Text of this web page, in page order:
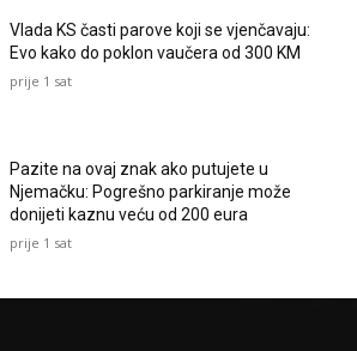
Vlada KS časti parove koji se vjenčavaju:
Evo kako do poklon vaučera od 300 KM
prije 1 sat
Pazite na ovaj znak ako putujete u
Njemačku: Pogrešno parkiranje može
donijeti kaznu veću od 200 eura
prije 1 sat